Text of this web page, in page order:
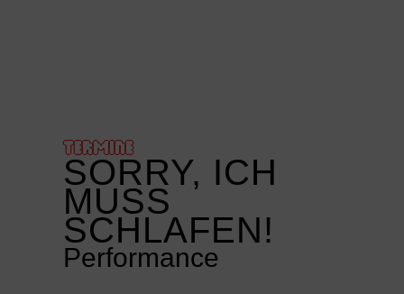
TERMINE
SORRY, ICH
MUSS
SCHLAFEN!
Performance